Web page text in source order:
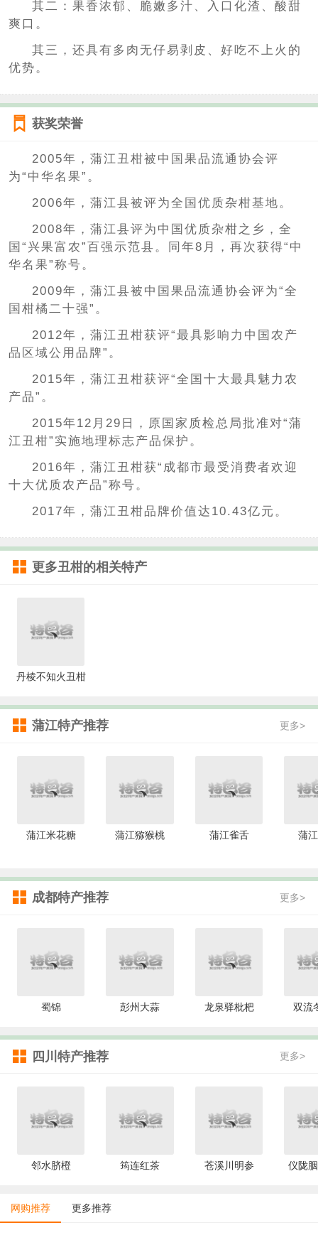
其二：果香浓郁、脆嫩多汁、入口化渣、酸甜
爽口。
其三，还具有多肉无仔易剥皮、好吃不上火的
优势。
获奖荣誉
2005年，蒲江丑柑被中国果品流通协会评
为“中华名果”。
2006年，蒲江县被评为全国优质杂柑基地。
2008年，蒲江县评为中国优质杂柑之乡，全
国“兴果富农”百强示范县。同年8月，再次获得“中
华名果”称号。
2009年，蒲江县被中国果品流通协会评为“全
国柑橘二十强”。
2012年，蒲江丑柑获评“最具影响力中国农产
品区域公用品牌”。
2015年，蒲江丑柑获评“全国十大最具魅力农
产品”。
2015年12月29日，原国家质检总局批准对“蒲
江丑柑”实施地理标志产品保护。
2016年，蒲江丑柑获“成都市最受消费者欢迎
十大优质农产品”称号。
2017年，蒲江丑柑品牌价值达10.43亿元。
更多丑柑的相关特产
丹棱不知火丑柑
蒲江特产推荐 更多>
蒲江米花糖 蒲江猕猴桃 蒲江雀舌 蒲
成都特产推荐 更多>
蜀锦 彭州大蒜 龙泉驿枇杷 双流
四川特产推荐 更多>
邻水脐橙 筠连红茶 苍溪川明参 仪陇
网购推荐 更多推荐